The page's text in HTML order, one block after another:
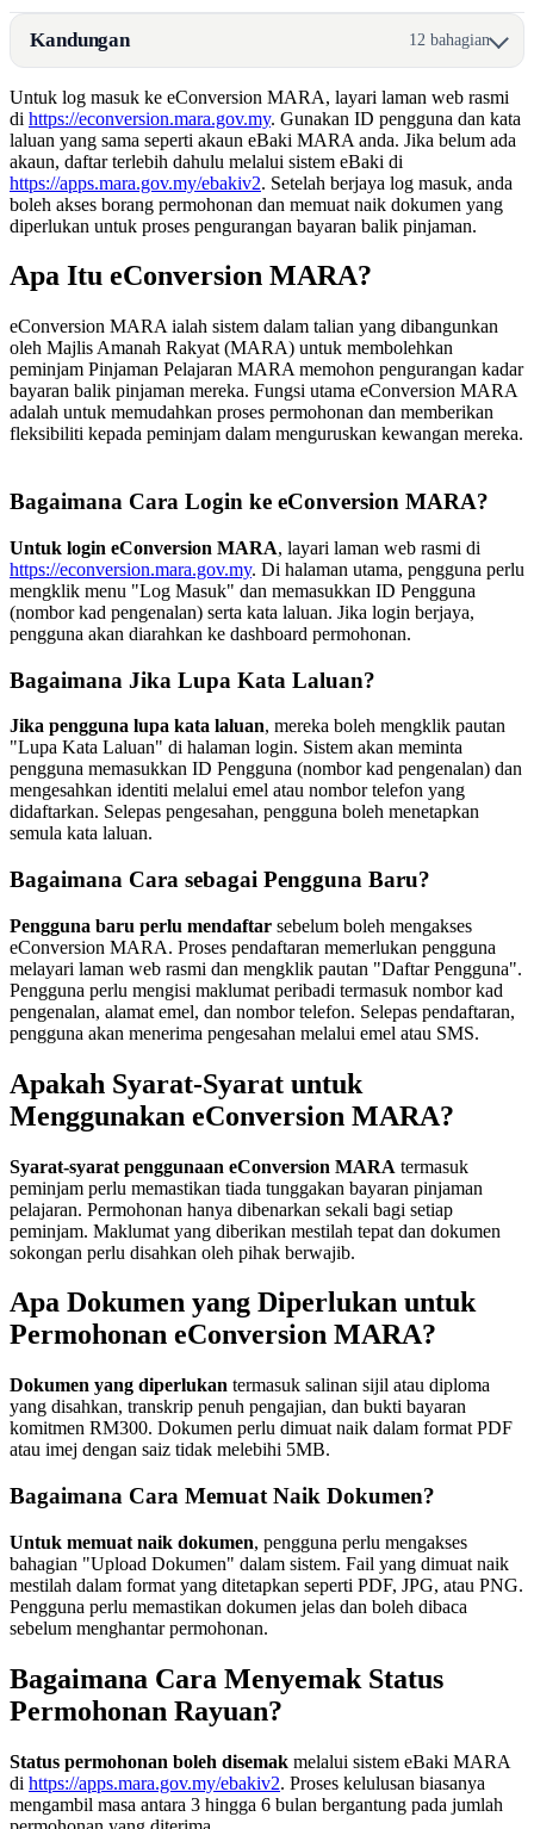
Kandungan 12 bahagian
Untuk log masuk ke eConversion MARA, layari laman web rasmi
di https://econversion.mara.gov.my. Gunakan ID pengguna dan kata
laluan yang sama seperti akaun eBaki MARA anda. Jika belum ada
akaun, daftar terlebih dahulu melalui sistem eBaki di
https://apps.mara.gov.my/ebakiv2. Setelah berjaya log masuk, anda
boleh akses borang permohonan dan memuat naik dokumen yang
diperlukan untuk proses pengurangan bayaran balik pinjaman. ​
Apa Itu eConversion MARA?
eConversion MARA ialah sistem dalam talian yang dibangunkan
oleh Majlis Amanah Rakyat (MARA) untuk membolehkan
peminjam Pinjaman Pelajaran MARA memohon pengurangan kadar
bayaran balik pinjaman mereka. Fungsi utama eConversion MARA
adalah untuk memudahkan proses permohonan dan memberikan
fleksibiliti kepada peminjam dalam menguruskan kewangan mereka.
Bagaimana Cara Login ke eConversion MARA?
Untuk login eConversion MARA, layari laman web rasmi di
https://econversion.mara.gov.my. Di halaman utama, pengguna perlu
mengklik menu "Log Masuk" dan memasukkan ID Pengguna
(nombor kad pengenalan) serta kata laluan. Jika login berjaya,
pengguna akan diarahkan ke dashboard permohonan.
Bagaimana Jika Lupa Kata Laluan?
Jika pengguna lupa kata laluan, mereka boleh mengklik pautan
"Lupa Kata Laluan" di halaman login. Sistem akan meminta
pengguna memasukkan ID Pengguna (nombor kad pengenalan) dan
mengesahkan identiti melalui emel atau nombor telefon yang
didaftarkan. Selepas pengesahan, pengguna boleh menetapkan
semula kata laluan.
Bagaimana Cara sebagai Pengguna Baru?
Pengguna baru perlu mendaftar sebelum boleh mengakses
eConversion MARA. Proses pendaftaran memerlukan pengguna
melayari laman web rasmi dan mengklik pautan "Daftar Pengguna".
Pengguna perlu mengisi maklumat peribadi termasuk nombor kad
pengenalan, alamat emel, dan nombor telefon. Selepas pendaftaran,
pengguna akan menerima pengesahan melalui emel atau SMS.
Apakah Syarat-Syarat untuk
Menggunakan eConversion MARA?
Syarat-syarat penggunaan eConversion MARA termasuk
peminjam perlu memastikan tiada tunggakan bayaran pinjaman
pelajaran. Permohonan hanya dibenarkan sekali bagi setiap
peminjam. Maklumat yang diberikan mestilah tepat dan dokumen
sokongan perlu disahkan oleh pihak berwajib.
Apa Dokumen yang Diperlukan untuk
Permohonan eConversion MARA?
Dokumen yang diperlukan termasuk salinan sijil atau diploma
yang disahkan, transkrip penuh pengajian, dan bukti bayaran
komitmen RM300. Dokumen perlu dimuat naik dalam format PDF
atau imej dengan saiz tidak melebihi 5MB.
Bagaimana Cara Memuat Naik Dokumen?
Untuk memuat naik dokumen, pengguna perlu mengakses
bahagian "Upload Dokumen" dalam sistem. Fail yang dimuat naik
mestilah dalam format yang ditetapkan seperti PDF, JPG, atau PNG.
Pengguna perlu memastikan dokumen jelas dan boleh dibaca
sebelum menghantar permohonan.
Bagaimana Cara Menyemak Status
Permohonan Rayuan?
Status permohonan boleh disemak melalui sistem eBaki MARA
di https://apps.mara.gov.my/ebakiv2. Proses kelulusan biasanya
mengambil masa antara 3 hingga 6 bulan bergantung pada jumlah